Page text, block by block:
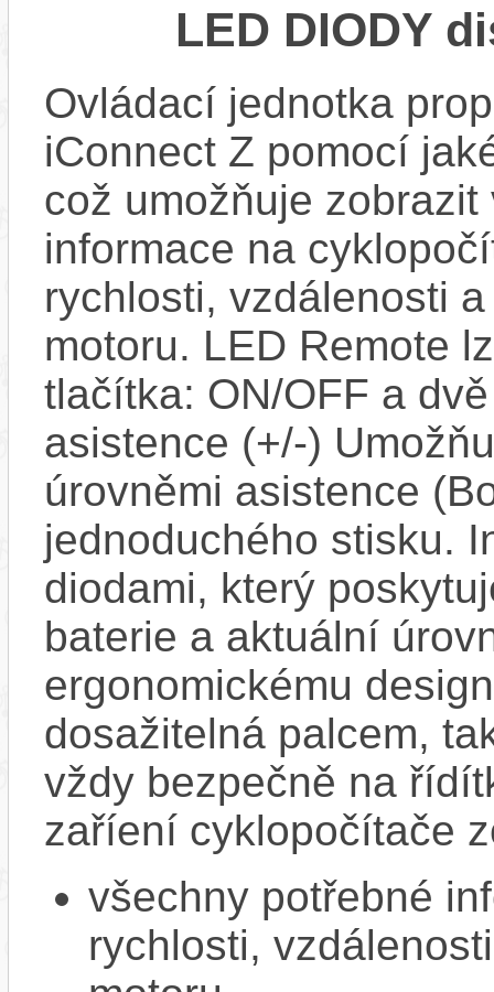
LED DIODY
Ovládací jednotka
iConnect Z pomocí
což umožňuje
informace na
rychlosti, vzdálenosti
motoru. LED Remote
tlačítka: ON/OFF a
asistence (+/-)
úrovněmi asistence
jednoduchého stisku.
diodami, který
baterie a aktuální
ergonomickému
dosažitelná palcem,
vždy bezpečně na
zaříení cyklopočítače
všechny potřebné
rychlosti,